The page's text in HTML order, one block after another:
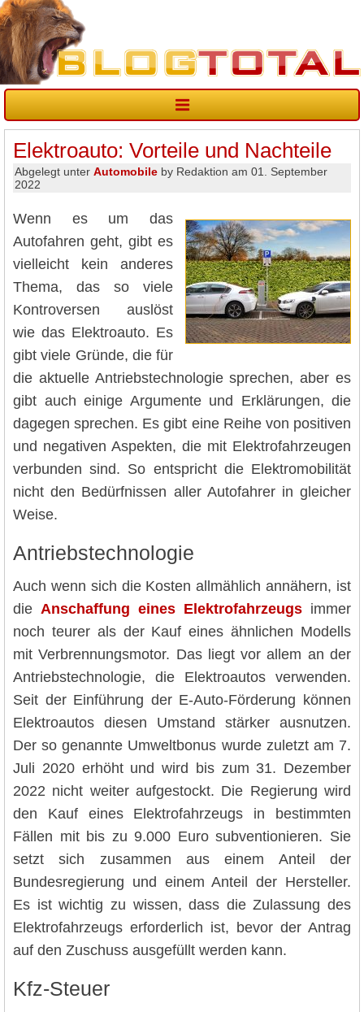
Elektroauto: Vorteile und Nachteile
Abgelegt unter Automobile by Redaktion am 01. September
2022
Wenn es um das
Autofahren geht, gibt es
vielleicht kein anderes
Thema, das so viele
Kontroversen auslöst
wie das Elektroauto. Es
gibt viele Gründe, die für
die aktuelle Antriebstechnologie sprechen, aber es
gibt auch einige Argumente und Erklärungen, die
dagegen sprechen. Es gibt eine Reihe von positiven
und negativen Aspekten, die mit Elektrofahrzeugen
verbunden sind. So entspricht die Elektromobilität
nicht den Bedürfnissen aller Autofahrer in gleicher
Weise.
Antriebstechnologie
Auch wenn sich die Kosten allmählich annähern, ist
die Anschaffung eines Elektrofahrzeugs immer
noch teurer als der Kauf eines ähnlichen Modells
mit Verbrennungsmotor. Das liegt vor allem an der
Antriebstechnologie, die Elektroautos verwenden.
Seit der Einführung der E-Auto-Förderung können
Elektroautos diesen Umstand stärker ausnutzen.
Der so genannte Umweltbonus wurde zuletzt am 7.
Juli 2020 erhöht und wird bis zum 31. Dezember
2022 nicht weiter aufgestockt. Die Regierung wird
den Kauf eines Elektrofahrzeugs in bestimmten
Fällen mit bis zu 9.000 Euro subventionieren. Sie
setzt sich zusammen aus einem Anteil der
Bundesregierung und einem Anteil der Hersteller.
Es ist wichtig zu wissen, dass die Zulassung des
Elektrofahrzeugs erforderlich ist, bevor der Antrag
auf den Zuschuss ausgefüllt werden kann.
Kfz-Steuer